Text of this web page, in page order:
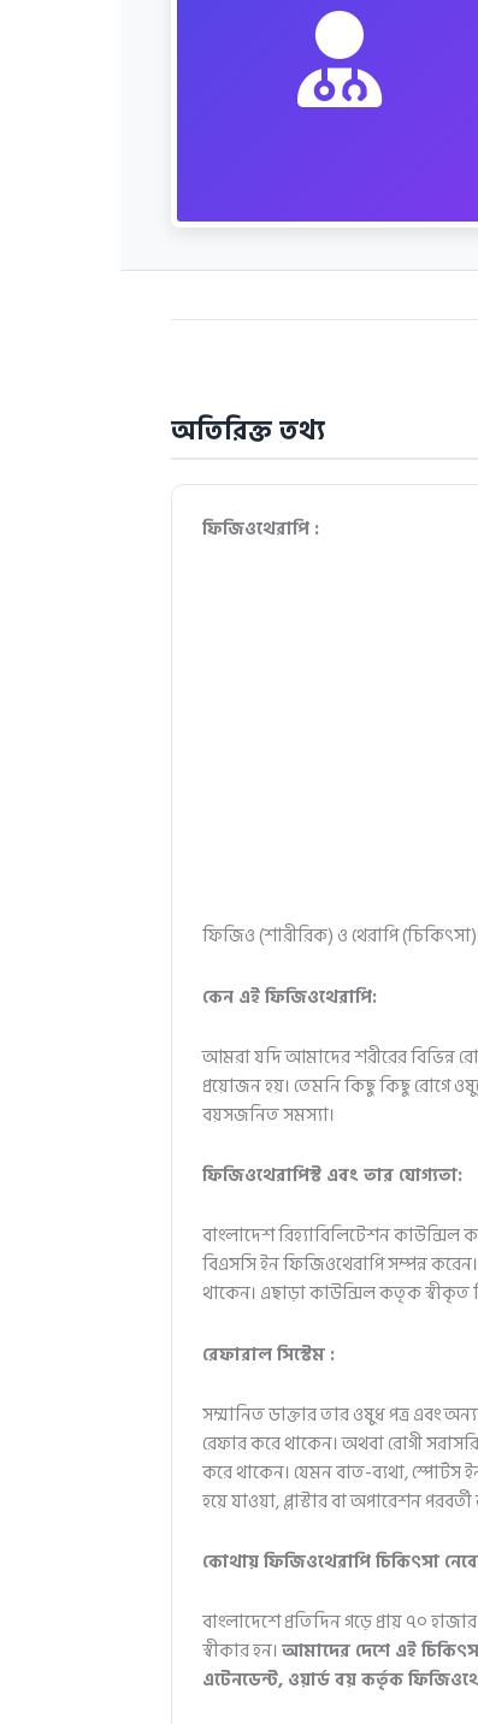
অতিরিক্ত তথ্য
ফিজিওথেরাপি :
ফিজিও (শারীরিক) ও থেরাপি
কেন এই ফিজিওথেরাপি:
আমরা যদি আমাদের শরীরের বিভিন্ন
প্রয়োজন হয়। তেমনি কিছু কিছু রোগে
বয়সজনিত সমস্যা।
ফিজিওথেরাপিস্ট এবং তার যোগ্যতা:
বাংলাদেশ রিহ্যাবিলিটেশন কাউন্সিল
বিএসসি ইন ফিজিওথেরাপি সম্পন্ন
থাকেন। এছাড়া কাউন্সিল কতৃক স্বীকৃত
রেফারাল সিস্টেম :
সম্মানিত ডাক্তার তার ওষুধ পত্র এবং
রেফার করে থাকেন। অথবা রোগী
করে থাকেন। যেমন বাত-ব্যথা, স্পোর্টস
হয়ে যাওয়া, প্লাস্টার বা অপারেশন
কোথায় ফিজিওথেরাপি চিকিৎসা
বাংলাদেশে প্রতিদিন গড়ে প্রায় ৭০
স্বীকার হন। আমাদের দেশে এই
এটেনডেন্ট, ওয়ার্ড বয় কর্তৃক